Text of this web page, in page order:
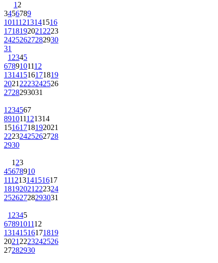
12
3456789
10111213141516
17181920212223
24252627282930
31
12345
6789101112
13141516171819
20212223242526
2728293031
1234567
891011121314
15161718192021
22232425262728
2930
123
45678910
11121314151617
18192021222324
25262728293031
12345
6789101112
13141516171819
20212223242526
27282930